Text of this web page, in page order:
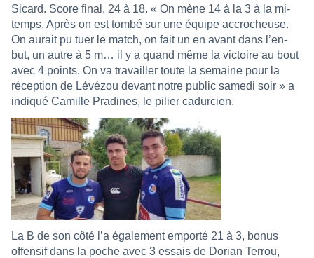
Sicard. Score final, 24 à 18. « On mène 14 à la 3 à la mi-
temps. Après on est tombé sur une équipe accrocheuse.
On aurait pu tuer le match, on fait un en avant dans l’en-
but, un autre à 5 m… il y a quand même la victoire au bout
avec 4 points. On va travailler toute la semaine pour la
réception de Lévézou devant notre public samedi soir » a
indiqué Camille Pradines, le pilier cadurcien.
La B de son côté l’a également emporté 21 à 3, bonus
offensif dans la poche avec 3 essais de Dorian Terrou,